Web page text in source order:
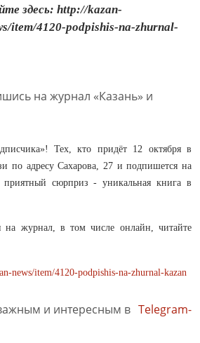
здесь: http://kazan-
item/4120-podpishis-na-zhurnal-
Тех, кто придёт 12 октября в
по адресу Сахарова, 27 и подпишется на
сюрприз - уникальная книга в
на журнал, в том числе онлайн, читайте
news/item/4120-podpishis-na-zhurnal-kazan
и интересным в Telegram-